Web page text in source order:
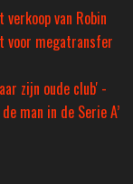
van Robin
voor megatransfer
zijn oude club' -
man in de Serie A’